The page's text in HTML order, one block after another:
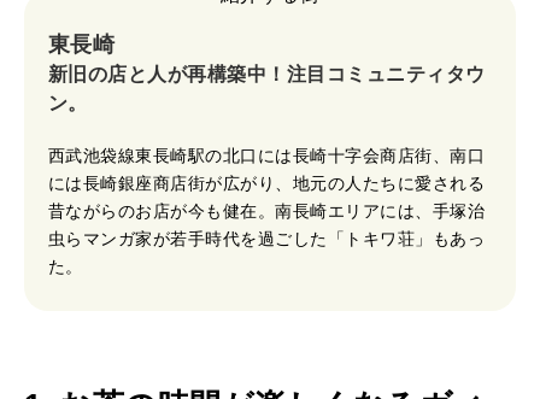
2026年1月号「猫がいれば、幸せ」
2025年12月号「お酒の新常識。」
す
め
ポ
ッ
ト
東長崎
新旧の店と人が再構築中！注目コミュニティタウ
ン。
西武池袋線東長崎駅の北口には長崎十字会商店街、南口
には長崎銀座商店街が広がり、地元の人たちに愛される
昔ながらのお店が今も健在。南長崎エリアには、手塚治
虫らマンガ家が若手時代を過ごした「トキワ荘」もあっ
た。